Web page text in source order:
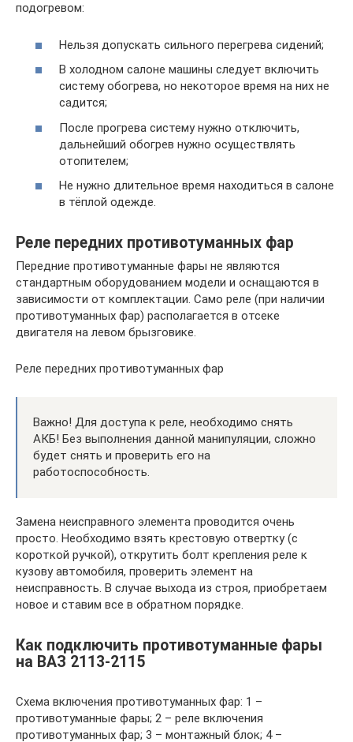
подогревом:
Нельзя допускать сильного перегрева сидений;
В холодном салоне машины следует включить
систему обогрева, но некоторое время на них не
садится;
После прогрева систему нужно отключить,
дальнейший обогрев нужно осуществлять
отопителем;
Не нужно длительное время находиться в салоне
в тёплой одежде.
Реле передних противотуманных фар
Передние противотуманные фары не являются
стандартным оборудованием модели и оснащаются в
зависимости от комплектации. Само реле (при наличии
противотуманных фар) располагается в отсеке
двигателя на левом брызговике.
Реле передних противотуманных фар
Важно! Для доступа к реле, необходимо снять
АКБ! Без выполнения данной манипуляции, сложно
будет снять и проверить его на
работоспособность.
Замена неисправного элемента проводится очень
просто. Необходимо взять крестовую отвертку (с
короткой ручкой), открутить болт крепления реле к
кузову автомобиля, проверить элемент на
неисправность. В случае выхода из строя, приобретаем
новое и ставим все в обратном порядке.
Как подключить противотуманные фары
на ВАЗ 2113-2115
Схема включения противотуманных фар: 1 –
противотуманные фары; 2 – реле включения
противотуманных фар; 3 – монтажный блок; 4 –